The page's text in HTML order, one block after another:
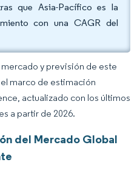
que Asia-Pacífico es la
con una CAGR del
y previsión de este
marco de estimación
actualizado con los últimos
a partir de 2026.
del Mercado Global